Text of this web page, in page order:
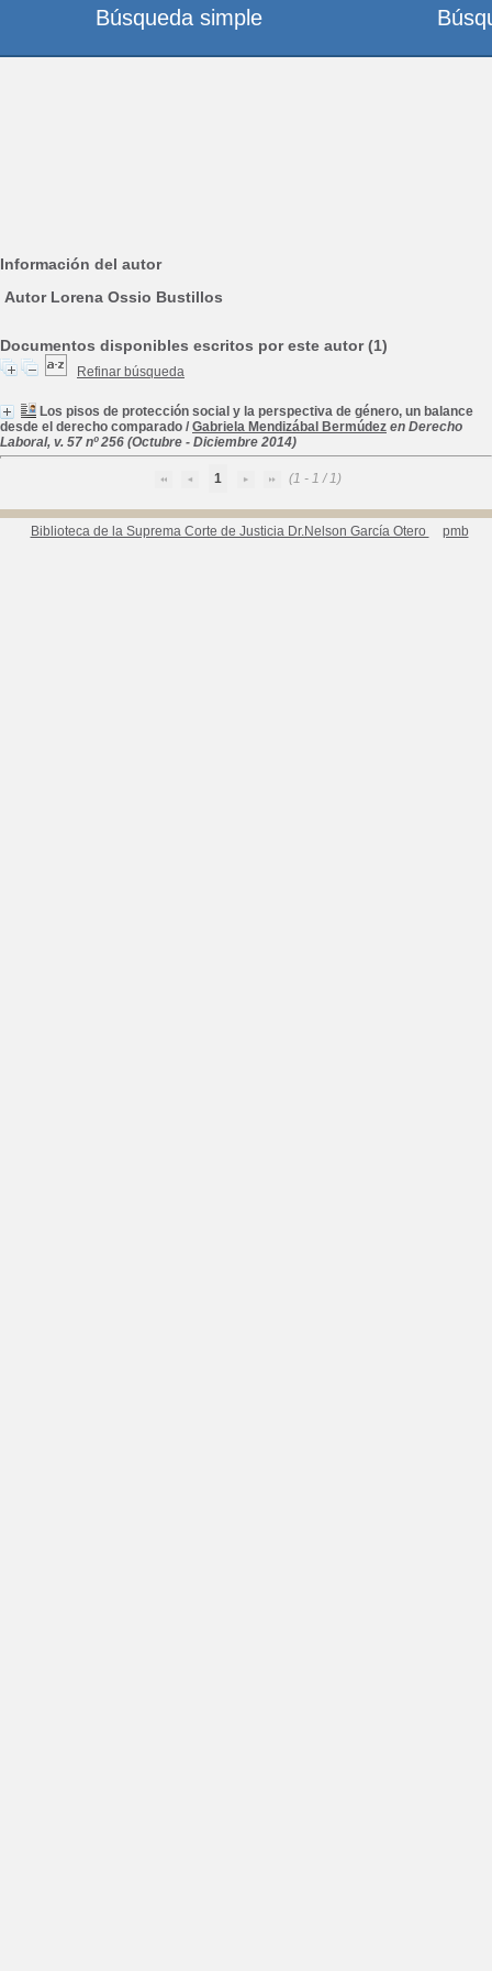
Información del autor
Autor Lorena Ossio Bustillos
Documentos disponibles escritos por este autor (1)
Refinar búsqueda
Los pisos de protección social y la perspectiva de género, un balance
desde el derecho comparado / Gabriela Mendizábal Bermúdez en Derecho
Laboral, v. 57 nº 256 (Octubre - Diciembre 2014)
1 (1 - 1 / 1)
Biblioteca de la Suprema Corte de Justicia Dr.Nelson García Otero pmb
Búsqueda simple